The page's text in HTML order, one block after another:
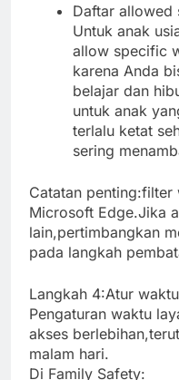
Daftar allowed
Untuk anak
allow specific
karena Anda
belajar dan
untuk anak
terlalu ketat
sering
Catatan
Microsoft Edge.Jika
lain,pertimbangkan
pada langkah
Langkah 4:Atur
Pengaturan waktu
akses
malam hari.
Di Family Safety: